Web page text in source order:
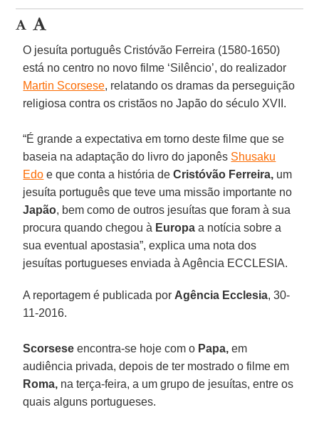
O jesuíta português Cristóvão Ferreira (1580-1650)
está no centro no novo filme ‘Silêncio’, do realizador
Martin Scorsese, relatando os dramas da perseguição
religiosa contra os cristãos no Japão do século XVII.
“É grande a expectativa em torno deste filme que se
baseia na adaptação do livro do japonês Shusaku
Edo e que conta a história deCristóvão Ferreira, um
jesuíta português que teve uma missão importante no
Japão, bem como de outros jesuítas que foram à sua
procura quando chegou à Europa a notícia sobre a
sua eventual apostasia”, explica uma nota dos
jesuítas portugueses enviada à Agência ECCLESIA.
A reportagem é publicada por Agência Ecclesia, 30-
11-2016.
Scorsese encontra-se hoje com o Papa, em
audiência privada, depois de ter mostrado o filme em
Roma, na terça-feira, a um grupo de jesuítas, entre os
quais alguns portugueses.